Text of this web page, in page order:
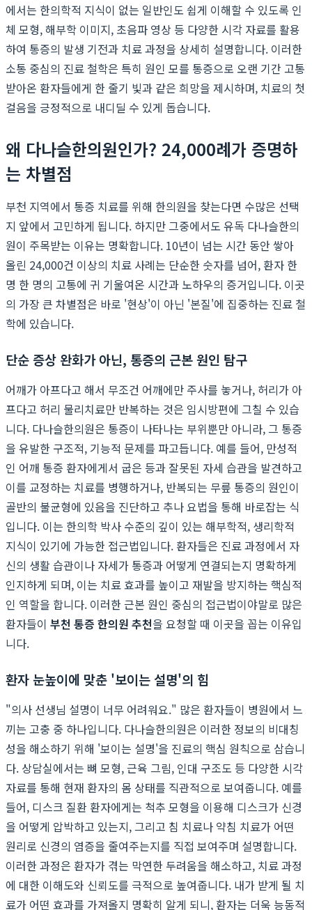
에서는 한의학적 지식이 없는 일반인도 쉽게 이해할 수 있도록 인
체 모형, 해부학 이미지, 초음파 영상 등 다양한 시각 자료를 활용
하여 통증의 발생 기전과 치료 과정을 상세히 설명합니다. 이러한
소통 중심의 진료 철학은 특히 원인 모를 통증으로 오랜 기간 고통
받아온 환자들에게 한 줄기 빛과 같은 희망을 제시하며, 치료의 첫
걸음을 긍정적으로 내디딜 수 있게 돕습니다.
왜 다나슬한의원인가? 24,000례가 증명하
는 차별점
부천 지역에서 통증 치료를 위해 한의원을 찾는다면 수많은 선택
지 앞에서 고민하게 됩니다. 하지만 그중에서도 유독 다나슬한의
원이 주목받는 이유는 명확합니다. 10년이 넘는 시간 동안 쌓아
올린 24,000건 이상의 치료 사례는 단순한 숫자를 넘어, 환자 한
명 한 명의 고통에 귀 기울여온 시간과 노하우의 증거입니다. 이곳
의 가장 큰 차별점은 바로 '현상'이 아닌 '본질'에 집중하는 진료 철
학에 있습니다.
단순 증상 완화가 아닌, 통증의 근본 원인 탐구
어깨가 아프다고 해서 무조건 어깨에만 주사를 놓거나, 허리가 아
프다고 허리 물리치료만 반복하는 것은 임시방편에 그칠 수 있습
니다. 다나슬한의원은 통증이 나타나는 부위뿐만 아니라, 그 통증
을 유발한 구조적, 기능적 문제를 파고듭니다. 예를 들어, 만성적
인 어깨 통증 환자에게서 굽은 등과 잘못된 자세 습관을 발견하고
이를 교정하는 치료를 병행하거나, 반복되는 무릎 통증의 원인이
골반의 불균형에 있음을 진단하고 추나 요법을 통해 바로잡는 식
입니다. 이는 한의학 박사 수준의 깊이 있는 해부학적, 생리학적
지식이 있기에 가능한 접근법입니다. 환자들은 진료 과정에서 자
신의 생활 습관이나 자세가 통증과 어떻게 연결되는지 명확하게
인지하게 되며, 이는 치료 효과를 높이고 재발을 방지하는 핵심적
인 역할을 합니다. 이러한 근본 원인 중심의 접근법이야말로 많은
환자들이 부천 통증 한의원 추천을 요청할 때 이곳을 꼽는 이유입
니다.
환자 눈높이에 맞춘 '보이는 설명'의 힘
"의사 선생님 설명이 너무 어려워요." 많은 환자들이 병원에서 느
끼는 고충 중 하나입니다. 다나슬한의원은 이러한 정보의 비대칭
성을 해소하기 위해 '보이는 설명'을 진료의 핵심 원칙으로 삼습니
다. 상담실에서는 뼈 모형, 근육 그림, 인대 구조도 등 다양한 시각
자료를 통해 현재 환자의 몸 상태를 직관적으로 보여줍니다. 예를
들어, 디스크 질환 환자에게는 척추 모형을 이용해 디스크가 신경
을 어떻게 압박하고 있는지, 그리고 침 치료나 약침 치료가 어떤
원리로 신경의 염증을 줄여주는지를 직접 보여주며 설명합니다.
이러한 과정은 환자가 겪는 막연한 두려움을 해소하고, 치료 과정
에 대한 이해도와 신뢰도를 극적으로 높여줍니다. 내가 받게 될 치
료가 어떤 효과를 가져올지 명확히 알게 되니, 환자는 더욱 능동적